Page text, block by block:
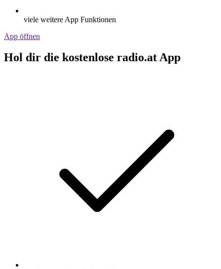
viele weitere App Funktionen
App öffnen
Hol dir die kostenlose radio.at App